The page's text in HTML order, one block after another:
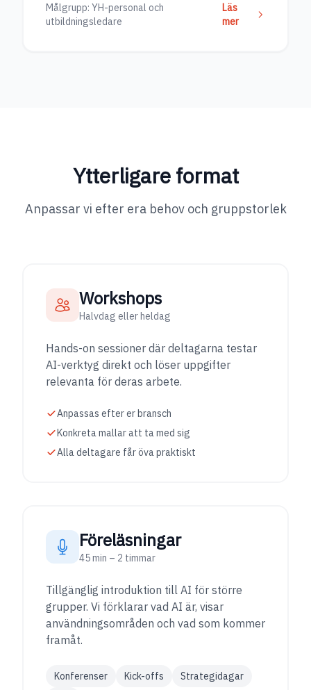
Målgrupp: YH-personal och
utbildningsledare
Läs
mer
Ytterligare format
Anpassar vi efter era behov och gruppstorlek
Workshops
Halvdag eller heldag
Hands-on sessioner där deltagarna testar
AI-verktyg direkt och löser uppgifter
relevanta för deras arbete.
Anpassas efter er bransch
Konkreta mallar att ta med sig
Alla deltagare får öva praktiskt
Föreläsningar
45 min – 2 timmar
Tillgänglig introduktion till AI för större
grupper. Vi förklarar vad AI är, visar
användningsområden och vad som kommer
framåt.
Konferenser Kick-offs Strategidagar